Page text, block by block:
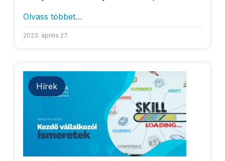
Olvass többet…
2023. április 27.
Hírek